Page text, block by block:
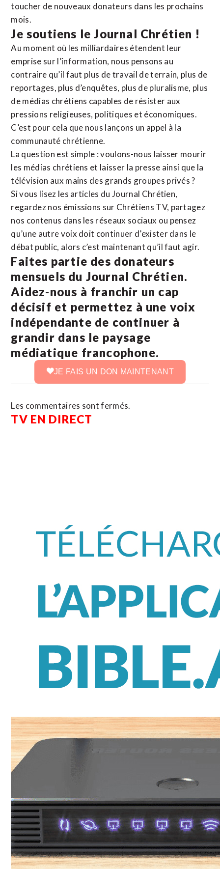
toucher de nouveaux donateurs dans les prochains
mois.
Je soutiens le Journal Chrétien !
Au moment où les milliardaires étendent leur
emprise sur l’information, nous pensons au
contraire qu’il faut plus de travail de terrain, plus de
reportages, plus d’enquêtes, plus de pluralisme, plus
de médias chrétiens capables de résister aux
pressions religieuses, politiques et économiques.
C’est pour cela que nous lançons un appel à la
communauté chrétienne.
La question est simple : voulons-nous laisser mourir
les médias chrétiens et laisser la presse ainsi que la
télévision aux mains des grands groupes privés ?
Si vous lisez les articles du Journal Chrétien,
regardez nos émissions sur Chrétiens TV, partagez
nos contenus dans les réseaux sociaux ou pensez
qu’une autre voix doit continuer d’exister dans le
débat public, alors c’est maintenant qu’il faut agir.
Faites partie des donateurs
mensuels du Journal Chrétien.
Aidez-nous à franchir un cap
décisif et permettez à une voix
indépendante de continuer à
grandir dans le paysage
médiatique francophone.
JE FAIS UN DON MAINTENANT
Les commentaires sont fermés.
TV EN DIRECT